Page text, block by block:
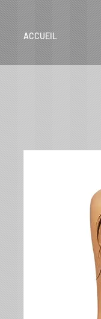
ACCUEIL